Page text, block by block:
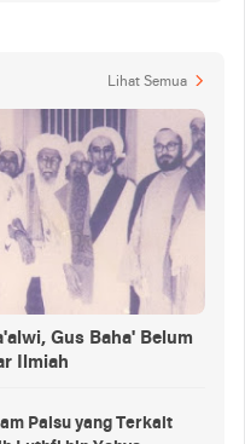
Lihat Semua
Gus Baha' Belum
Ilmiah
Palsu yang Terkait